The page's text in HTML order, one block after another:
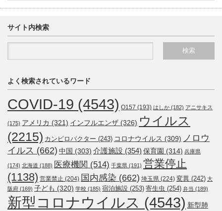
サイト内検索
よく検索されているワード
COVID-19 (4543) O157 (193) はしか (182) アニサキス
(175) アメリカ (321) インフルエンザ (326) ウイルス
(2215) カンピロバクター (243) コロナウイルス (309) ノロウ
イルス (662) 中国 (303) 介護施設 (354) 保育園 (314) 兵庫県
(174) 北海道 (188) 医療機関 (514) 千葉県 (191) 営業停止
(1138) 営業禁止 (204) 国内感染 (662) 埼玉県 (224) 変異 (242) 大
阪府 (169) 子ども (320) 学校 (185) 宿泊施設 (253) 寄生虫 (254) 弁当 (189)
新型コロナウイルス (4543) 新型肺